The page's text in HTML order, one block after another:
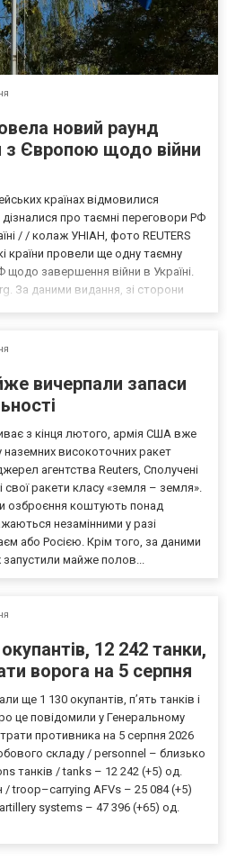
новий раунд
з Європою щодо війни
країнах відмовилися
дізналися про таємні переговори РФ
/ / колаж УНІАН, фото REUTERS
країни провели ще одну таємну
щодо завершення війни в Україні.
За даними видання, зі сторони
вичерпали запаси
з кінця лютого, армія США вже
високоточних ракет
агентства Reuters, Сполучені
ракети класу «земля – земля».
озброєння коштують понад
незамінними у разі
або Росією. Крім того, за даними
майже полов...
12 242 танки,
ворога на 5 серпня
ще 1 130 окупантів, пʼять танків і
це повідомили у Генеральному
противника на 5 серпня 2026
складу / personnel – близько
танків / tanks – 12 242 (+5) од.
troop–carrying AFVs – 25 084 (+5)
systems – 47 396 (+65) од.